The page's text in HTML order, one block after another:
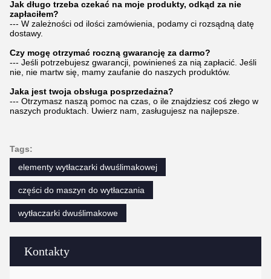
Kontakty
Jak długo trzeba czekać na moje produkty, odkąd za nie
zapłaciłem?
--- W zależności od ilości zamówienia, podamy ci rozsądną datę
dostawy.
Czy mogę otrzymać roczną gwarancję za darmo?
--- Jeśli potrzebujesz gwarancji, powinieneś za nią zapłacić. Jeśli
nie, nie martw się, mamy zaufanie do naszych produktów.
Jaka jest twoja obsługa posprzedażna?
--- Otrzymasz naszą pomoc na czas, o ile znajdziesz coś złego w
naszych produktach. Uwierz nam, zasługujesz na najlepsze.
Tags:
elementy wytłaczarki dwuślimakowej
części do maszyn do wytłaczania
wytłaczarki dwuślimakowe